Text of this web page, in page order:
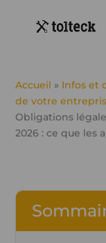
Accueil » Infos et
de votre
Obligations
2026 : ce que les